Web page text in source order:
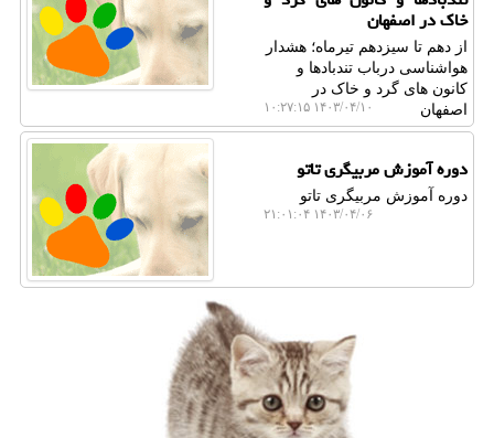
خاک در اصفهان
از دهم تا سیزدهم تیرماه؛ هشدار
هواشناسی درباب تندبادها و
کانون های گرد و خاک در
اصفهان
۱۴۰۳/۰۴/۱۰ ۱۰:۲۷:۱۵
دوره آموزش مربیگری تاتو
دوره آموزش مربیگری تاتو
۱۴۰۳/۰۴/۰۶ ۲۱:۰۱:۰۴